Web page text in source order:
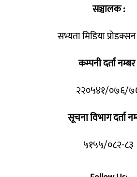
सञ्चालक :
सभ्यता मिडिया प्रोडक्सन
कम्पनी दर्ता
२२०५४१/०७६/
सूचना विभाग दर्ता
५१५५/०८२-८३